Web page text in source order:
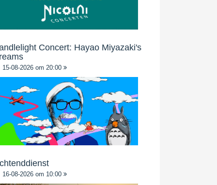
Concert: Hayao Miyazaki's
15-08-2026 om 20:00
16-08-2026 om 10:00